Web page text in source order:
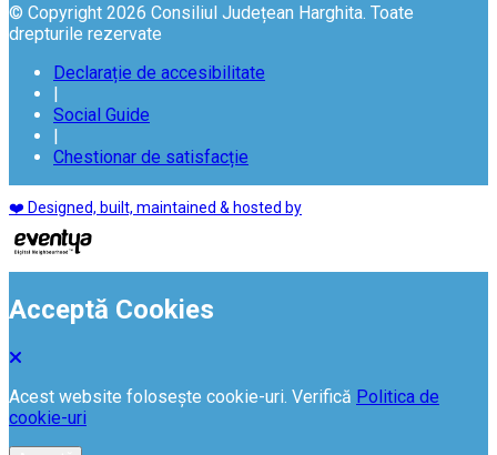
© Copyright 2026 Consiliul Județean Harghita. Toate
drepturile rezervate
Declarație de accesibilitate
|
Social Guide
|
Chestionar de satisfacție
❤️ Designed, built, maintained & hosted by
Acceptă Cookies
Acest website folosește cookie-uri. Verifică Politica de
cookie-uri